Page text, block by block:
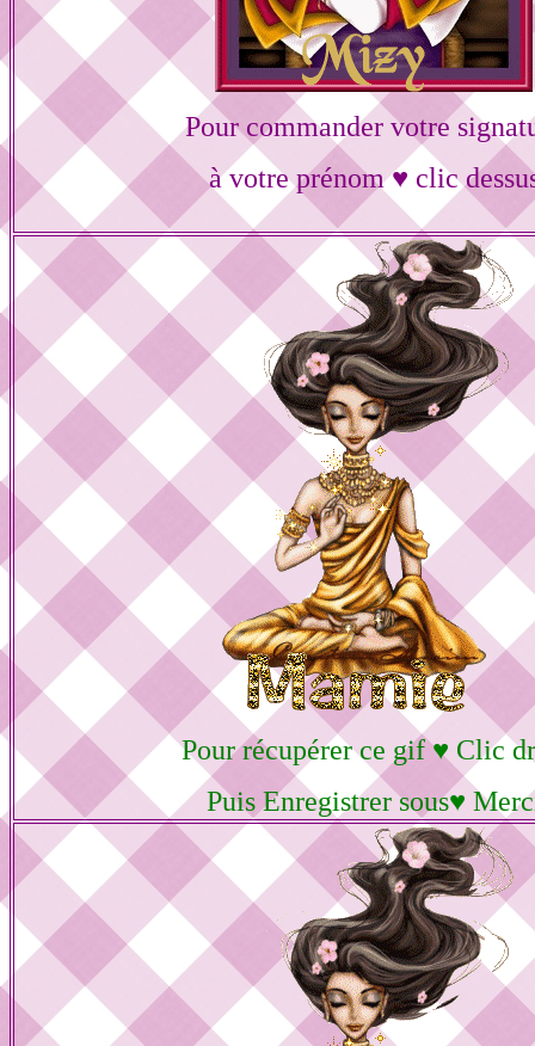
Pour commander votre
à votre prénom ♥ clic
Pour récupérer ce gif ♥ Clic
Puis Enregistrer sous♥